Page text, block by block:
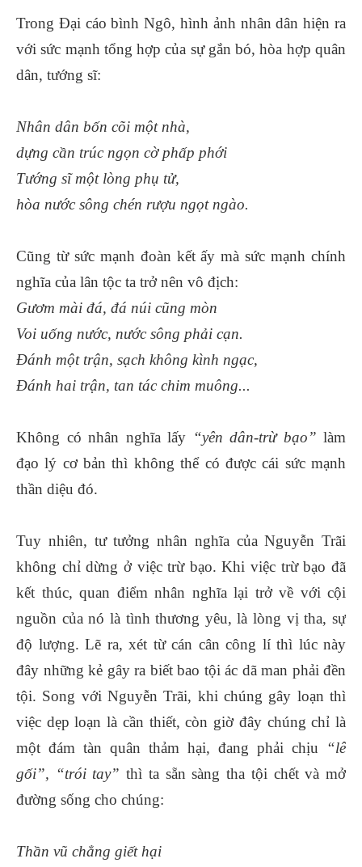
Trong Đại cáo bình Ngô, hình ảnh nhân dân hiện ra
với sức mạnh tổng hợp của sự gắn bó, hòa hợp quân
dân, tướng sĩ:
Nhân dân bốn cõi một nhà,
dựng cần trúc ngọn cờ phấp phới
Tướng sĩ một lòng phụ tử,
hòa nước sông chén rượu ngọt ngào.
Cũng từ sức mạnh đoàn kết ấy mà sức mạnh chính
nghĩa của lân tộc ta trở nên vô địch:
Gươm mài đá, đá núi cũng mòn
Voi uống nước, nước sông phải cạn.
Đánh một trận, sạch không kình ngạc,
Đánh hai trận, tan tác chim muông...
Không có nhân nghĩa lấy “yên dân-trừ bạo” làm
đạo lý cơ bản thì không thể có được cái sức mạnh
thần diệu đó.
Tuy nhiên, tư tưởng nhân nghĩa của Nguyễn Trãi
không chỉ dừng ở việc trừ bạo. Khi việc trừ bạo đã
kết thúc, quan điểm nhân nghĩa lại trở về với cội
nguồn của nó là tình thương yêu, là lòng vị tha, sự
độ lượng. Lẽ ra, xét từ cán cân công lí thì lúc này
đây những kẻ gây ra biết bao tội ác dã man phải đền
tội. Song với Nguyễn Trãi, khi chúng gây loạn thì
việc dẹp loạn là cần thiết, còn giờ đây chúng chỉ là
một đám tàn quân thảm hại, đang phải chịu “lê
gối”, “trói tay” thì ta sẵn sàng tha tội chết và mở
đường sống cho chúng:
Thần vũ chẳng giết hại